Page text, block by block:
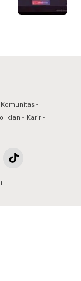
Iklan
Karir